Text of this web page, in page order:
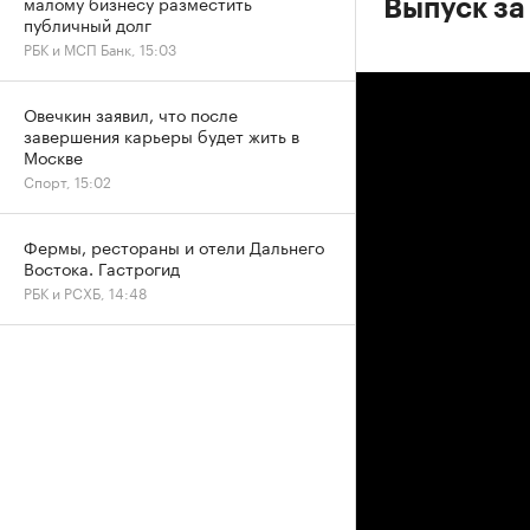
Выпуск
публичный долг
РБК и МСП Банк, 15:03
Овечкин заявил, что после
завершения карьеры будет жить в
Москве
Спорт, 15:02
Фермы, рестораны и отели Дальнего
Востока. Гастрогид
РБК и РСХБ, 14:48